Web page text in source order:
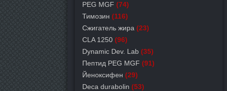
PEG MGF (74)
Тимозин (116)
Сжигатель жира (23)
CLA 1250 (96)
Dynamic Dev. Lab (35)
Пептид PEG MGF (91)
Йеноксифен (29)
Deca durabolin (53)